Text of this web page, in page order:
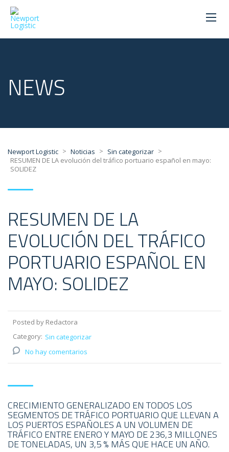
NEWS
Newport Logistic > Noticias > Sin categorizar >
RESUMEN DE LA evolución del tráfico portuario español en mayo:
SOLIDEZ
RESUMEN DE LA
EVOLUCIÓN DEL TRÁFICO
PORTUARIO ESPAÑOL EN
MAYO: SOLIDEZ
Posted by Redactora
Category: Sin categorizar
No hay comentarios
CRECIMIENTO GENERALIZADO EN TODOS LOS
SEGMENTOS DE TRÁFICO PORTUARIO QUE LLEVAN A
LOS PUERTOS ESPAÑOLES A UN VOLUMEN DE
TRÁFICO ENTRE ENERO Y MAYO DE 236,3 MILLONES
DE TONELADAS, UN 3,5 % MÁS QUE HACE UN AÑO.